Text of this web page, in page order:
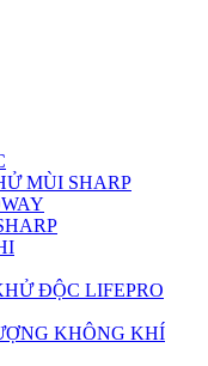
MÙI SHARP
ĐỘC LIFEPRO
KHÔNG KHÍ